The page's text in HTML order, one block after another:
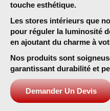
touche esthétique.
Les stores intérieurs que
pour réguler la luminosité
en ajoutant du charme à
Nos produits sont
garantissant durabilité et
Demander Un Devis